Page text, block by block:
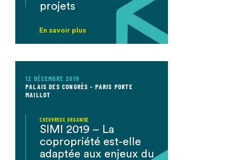
projets
En savoir plus
12 DÉCEMBRE 2019
PALAIS DES CONGRÈS - PARIS PORTE
MAILLOT
CHEUVREUX ORGANISE
SIMI 2019 – La
copropriété est-elle
adaptée ​aux enjeux du